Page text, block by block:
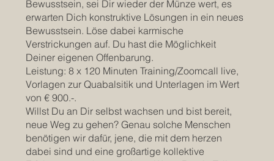
Bewusstsein, sei Dir wieder der Münze wert, es
erwarten Dich konstruktive Lösungen in ein neues
Bewusstsein. Löse dabei karmische
Verstrickungen auf. Du hast die Möglichkeit
Deiner eigenen Offenbarung.
Leistung: 8 x 120 Minuten Training/Zoomcall live,
Vorlagen zur Quabalsitik und Unterlagen im Wert
von € 900.-.
Willst Du an Dir selbst wachsen und bist bereit,
neue Weg zu gehen? Genau solche Menschen
benötigen wir dafür, jene, die mit dem herzen
dabei sind und eine großartige kollektive